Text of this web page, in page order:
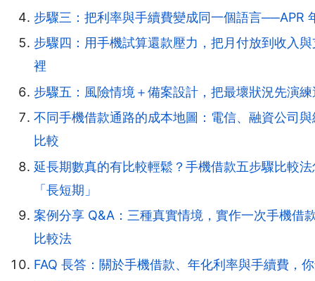
步驟三：把利率與手續費變成同一個語言──APR
步驟四：用手機試算還款壓力，把月付放到收入
裡
步驟五：風險情境＋備案設計，把最壞狀況先演
不同手機借款通路的成本地圖：電信、融資公司
比較
延長期數真的有比較輕鬆？手機借款五步驟比較
「長短期」
案例分享 Q&A：三種真實情境，實作一次手機借
比較法
FAQ 長答：關於手機借款、年化利率與手續費，